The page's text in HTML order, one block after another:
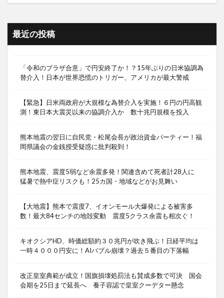
最近の投稿
「令和のプラザ合意」で円安終了か！？15年ぶりの日米協調為
替介入！日本が世界恐慌のトリガー、アメリカが最大警戒
【緊急】日米両政府が大規模な為替介入を実施！６円の円高観
測！東日本大震災以来の協調介入か 数十兆円規模を投入
熊本地震の翌日に自民党・松尾会長が政治資金パーティー！福
岡県議会の金銭授受疑惑に批判殺到！
熊本地震、震度5弱など余震多発！関連含めて死者計28人に
猛暑で熱中症リスクも！25カ国・地域などがお見舞い
【大地震】熊本で震度7、イオンモール大爆発による被害多
数！最大84センチの地殻変動 震度5クラス余震も相次ぐ！
キオクシアHD、時価総額約３０兆円が吹き飛ぶ！日経平均は
一時４０００円安に！AIバブル崩壊？過去５番目の下落幅
改正皇室典範が成立！国旗損壊処罰法も賛成多数で可決 国会
会期を25日まで延長へ 養子容認で皇室クーデター懸念